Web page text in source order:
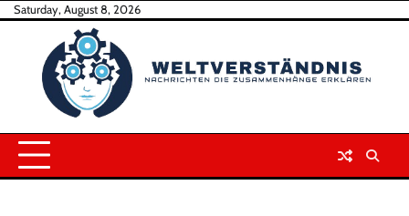
SkipSaturday, August 8, 2026